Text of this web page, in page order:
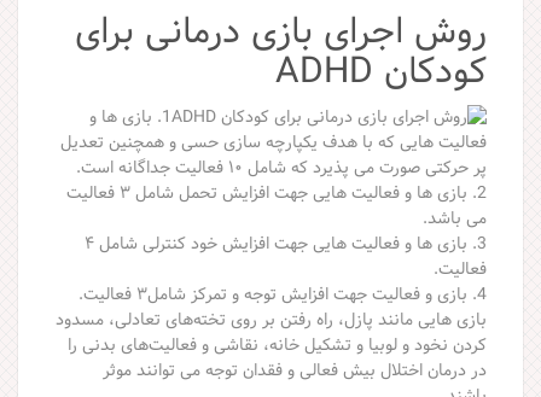
روش اجرای بازی درمانی برای
کودکان ADHD
1. بازی ها و
فعالیت هایی که با هدف یکپارچه سازی حسی و همچنین تعدیل
پر حرکتی صورت می پذیرد که شامل ۱۰ فعالیت جداگانه است.
2. بازی ها و فعالیت هایی جهت افزایش تحمل شامل ۳ فعالیت
می باشد.
3. بازی ها و فعالیت هایی جهت افزایش خود کنترلی شامل ۴
فعالیت.
4. بازی و فعالیت جهت افزایش توجه و تمرکز شامل۳ فعالیت.
بازی هایی مانند پازل، راه رفتن بر روی تخته‌های تعادلی، مسدود
کردن نخود و لوبیا و تشکیل‌ خانه، نقاشی و فعالیت‌های بدنی را
در درمان اختلال بیش فعالی و فقدان توجه می توانند موثر